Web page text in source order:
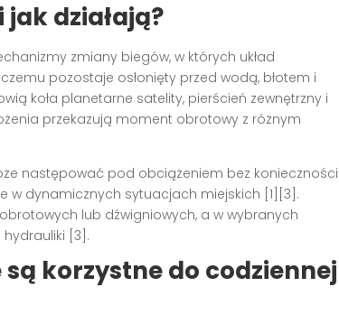
działają?
zmiany biegów, w których układ
pozostaje osłonięty przed wodą, błotem i
koła planetarne satelity, pierścień zewnętrzny i
przekazują moment obrotowy z różnym
następować pod obciążeniem bez konieczności
w dynamicznych sytuacjach miejskich [1][3].
lub dźwigniowych, a w wybranych
[3].
korzystne do codziennej